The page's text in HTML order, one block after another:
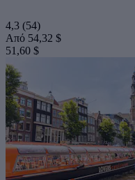
4,3 (54)
Από 54,32 $
51,60 $